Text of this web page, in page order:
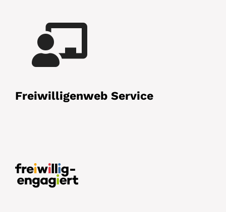
Freiwilligenweb Service